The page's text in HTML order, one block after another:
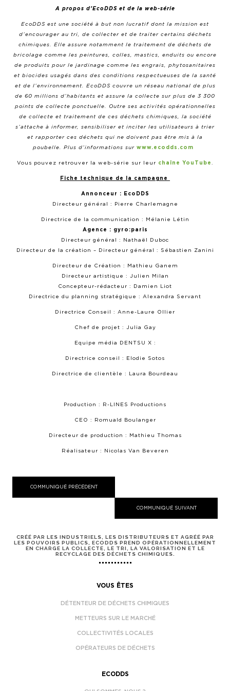
A propos d’EcoDDSet de la web-série
EcoDDS est une société à but non lucratif dont la mission est
d’encourager au tri, de collecter et de traiter certains déchets
chimiques. Elle assure notamment le traitement de déchets de
bricolage comme les peintures, colles, mastics, enduits ou encore
de produits pour le jardinage comme les engrais, phytosanitaires
et biocides usagés dans des conditions respectueuses de la santé
et de l’environnement. EcoDDS couvre un réseau national de plus
de 60 millions d’habitants et assure la collecte sur plus de 3 300
points de collecte ponctuelle. Outre ses activités opérationnelles
de collecte et traitement de ces déchets chimiques, la société
s’attache à informer, sensibiliser et inciter les utilisateurs à trier
et rapporter ces déchets qui ne doivent pas être mis à la
poubelle. Plus d’informations sur www.ecodds.com
Vous pouvez retrouver la web-série sur leur chaîne YouTube
Fiche technique de la campagne
Annonceur : EcoDDS
Directeur général : Pierre Charlemagne
Directrice de la communication : Mélanie Létin
Agence : gyro:paris
Directeur général : Nathaël Duboc
Directeur de la création – Directeur général : Sébastien Zanini
Directeur de Création : Mathieu Ganem
Directeur artistique : Julien Milan
Concepteur-rédacteur : Damien Liot
Directrice du planning stratégique : Alexandra Servant
Directrice Conseil : Anne-Laure Ollier
Chef de projet : Julia Gay
Equipe média DENTSU X :
Directrice conseil : Elodie Sotos
Directrice de clientèle : Laura Bourdeau
Production : R-LINES Productions
CEO : Romuald Boulanger
Directeur de production : Mathieu Thomas
Réalisateur : Nicolas Van Beveren
COMMUNIQUÉ PRÉCÉDENT
COMMUNIQUÉ SUIVANT
CRÉÉ PAR LES INDUSTRIELS, LES DISTRIBUTEURS ET AGRÉÉ PAR
LES POUVOIRS PUBLICS, ECODDS PREND OPÉRATIONNELLEMENT
EN CHARGE LA COLLECTE, LE TRI, LA VALORISATION ET LE
RECYCLAGE DES DÉCHETS CHIMIQUES.
VOUS ÊTES
DÉTENTEUR DE DÉCHETS CHIMIQUES
METTEURS SUR LE MARCHÉ
COLLECTIVITÉS LOCALES
OPÉRATEURS DE DÉCHETS
ECODDS